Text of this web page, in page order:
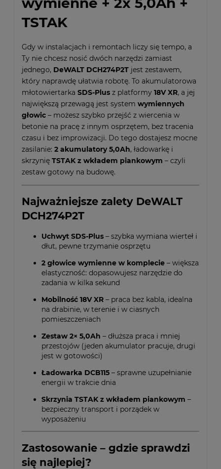
TSTAK
Gdy w instalacjach i remontach liczy się tempo, a
Ty nie chcesz nosić dwóch narzędzi zamiast
jednego, DeWALT DCH274P2T jest zestawem,
który naprawdę ułatwia robotę. To akumulatorowa
młotowiertarka SDS-Plus z platformy 18V XR, a jej
największą przewagą jest system wymiennych
głowic – możesz szybko przejść z wiercenia w
betonie na pracę z innym osprzętem, bez tracenia
czasu i bez improwizacji. Do tego dostajesz mocne
zasilanie: 2 akumulatory 5,0Ah, ładowarkę i
skrzynię TSTAK z wkładem piankowym – czyli
zestaw gotowy na budowę.
Najważniejsze zalety DeWALT
DCH274P2T
Uchwyt SDS-Plus – szybka wymiana wierteł i
dłut, pewne trzymanie osprzętu
2 głowice wymienne w komplecie – większa
elastyczność: dopasowujesz narzędzie do
zadania w kilka sekund
Mobilność 18V XR – praca bez kabla, idealna
na drabinie, w terenie i w ciasnych
pomieszczeniach
Zestaw 2× 5,0Ah – dłuższa praca i mniej
przestojów (jeden akumulator pracuje, drugi
jest w gotowości)
Ładowarka DCB115 – sprawne uzupełnianie
energii w trakcie dnia
Skrzynia TSTAK z wkładem piankowym –
bezpieczny transport i porządek w
wyposażeniu
Zastosowanie – gdzie sprawdzi
się najlepiej?